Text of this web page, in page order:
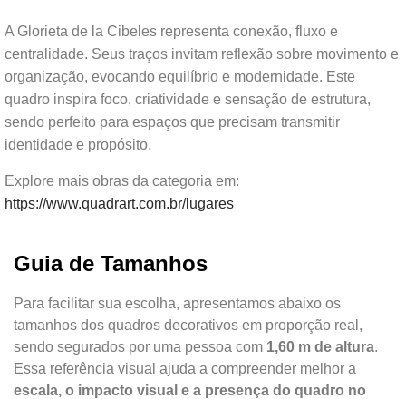
A Glorieta de la Cibeles representa conexão, fluxo e
centralidade. Seus traços invitam reflexão sobre movimento e
organização, evocando equilíbrio e modernidade. Este
quadro inspira foco, criatividade e sensação de estrutura,
sendo perfeito para espaços que precisam transmitir
identidade e propósito.
Explore mais obras da categoria em:
https://www.quadrart.com.br/lugares
Guia de Tamanhos
Para facilitar sua escolha, apresentamos abaixo os
tamanhos dos quadros decorativos em proporção real,
sendo segurados por uma pessoa com 1,60 m de altura.
Essa referência visual ajuda a compreender melhor a
escala, o impacto visual e a presença do quadro no